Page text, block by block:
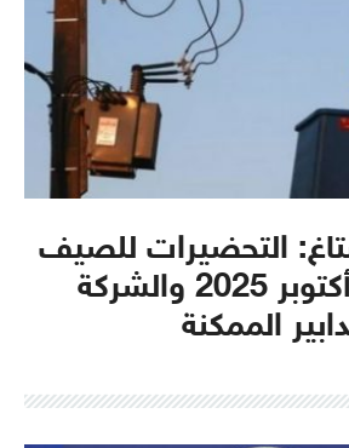
التحضيرات للصيف
انطلقت منذ أكتوبر 2025 والشركة
الممكنة